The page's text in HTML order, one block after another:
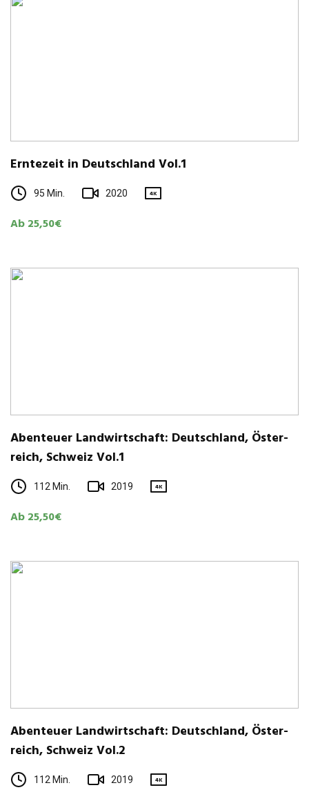
Ern­te­zeit in Deutsch­land Vol.1
95 Min. 2020 4K
Ab 25,50€
Aben­teuer Land­wirt­schaft: Deutsch­land, Öster­
reich, Schweiz Vol.1
112 Min. 2019 4K
Ab 25,50€
Aben­teuer Land­wirt­schaft: Deutsch­land, Öster­
reich, Schweiz Vol.2
112 Min. 2019 4K